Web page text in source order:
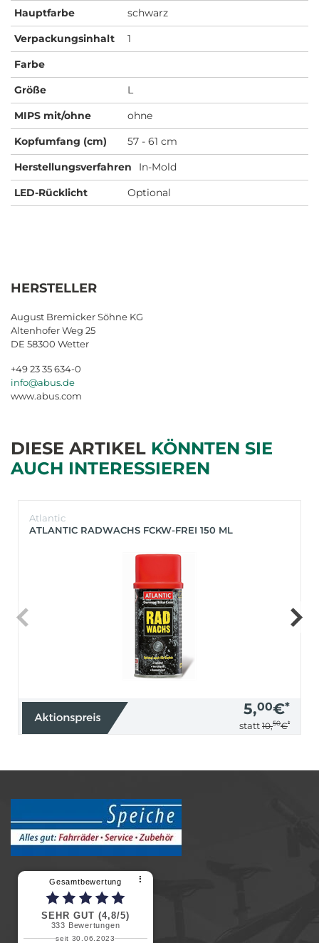
Hauptfarbe
schwarz
Verpackungsinhalt
1
Farbe
Größe
L
MIPS mit/ohne
ohne
Kopfumfang (cm)
57 - 61 cm
Herstellungsverfahren
In-Mold
LED-Rücklicht
Optional
HERSTELLER
August Bremicker Söhne KG
Altenhofer Weg 25
DE 58300 Wetter
+49 23 35 634-0
info@abus.de
www.abus.com
DIESE ARTIKEL KÖNNTEN SIE
AUCH INTERESSIEREN
Atlantic
ATLANTIC RADWACHS FCKW-FREI 150 ML
5,00€*
statt 10,50€*
Gesamtbewertung ⠇
SEHR GUT (4,8/5)
333 Bewertungen
seit 30.06.2023